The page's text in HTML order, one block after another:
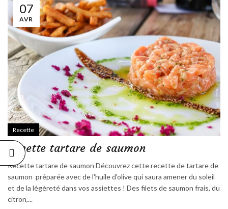
07
AVR
Recette
Recette tartare de saumon
Recette tartare de saumon Découvrez cette recette de tartare de
saumon préparée avec de l'huile d'olive qui saura amener du soleil
et de la légèreté dans vos assiettes ! Des filets de saumon frais, du
citron,...